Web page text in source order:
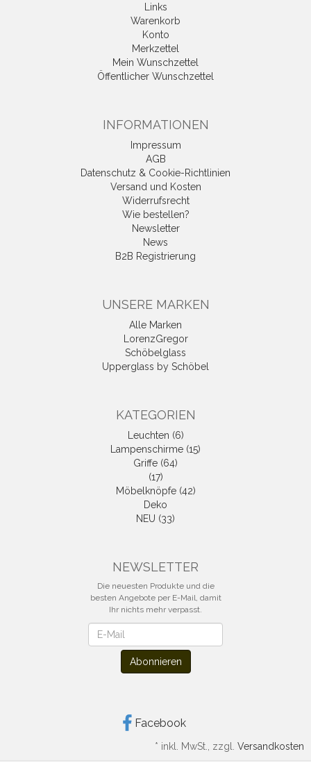
Links
Warenkorb
Konto
Merkzettel
Mein Wunschzettel
Öffentlicher Wunschzettel
INFORMATIONEN
Impressum
AGB
Datenschutz & Cookie-Richtlinien
Versand und Kosten
Widerrufsrecht
Wie bestellen?
Newsletter
News
B2B Registrierung
UNSERE MARKEN
Alle Marken
LorenzGregor
Schöbelglass
Upperglass by Schöbel
KATEGORIEN
Leuchten (6)
Lampenschirme (15)
Griffe (64)
(17)
Möbelknöpfe (42)
Deko
NEU (33)
NEWSLETTER
Die neuesten Produkte und die
besten Angebote per E-Mail, damit
Ihr nichts mehr verpasst.
Abonnieren
Facebook
* inkl. MwSt., zzgl. Versandkosten